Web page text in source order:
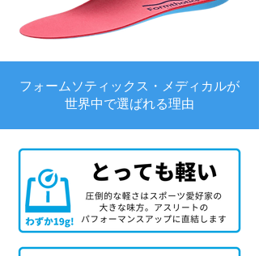
フォームソティックス・メディカルが
世界中で選ばれる理由